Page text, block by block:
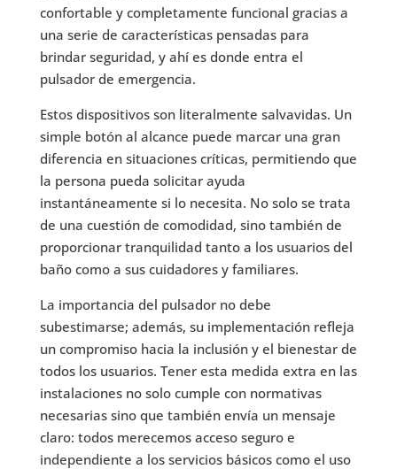
confortable y completamente funcional gracias a
una serie de características pensadas para
brindar seguridad, y ahí es donde entra el
pulsador de emergencia.
Estos dispositivos son literalmente salvavidas. Un
simple botón al alcance puede marcar una gran
diferencia en situaciones críticas, permitiendo que
la persona pueda solicitar ayuda
instantáneamente si lo necesita. No solo se trata
de una cuestión de comodidad, sino también de
proporcionar tranquilidad tanto a los usuarios del
baño como a sus cuidadores y familiares.
La importancia del pulsador no debe
subestimarse; además, su implementación refleja
un compromiso hacia la inclusión y el bienestar de
todos los usuarios. Tener esta medida extra en las
instalaciones no solo cumple con normativas
necesarias sino que también envía un mensaje
claro: todos merecemos acceso seguro e
independiente a los servicios básicos como el uso